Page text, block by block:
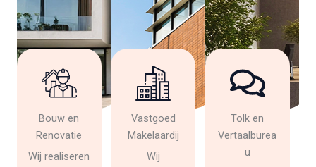
Bouw en
Renovatie
Wij realiseren
Vastgoed
Makelaardij
Wij
Tolk en
Vertaalburea
u